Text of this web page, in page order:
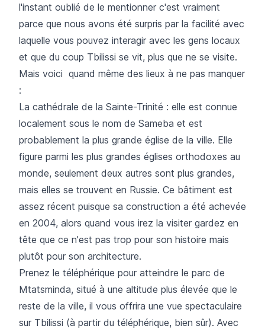
l'instant oublié de le mentionner c'est vraiment
parce que nous avons été surpris par la facilité avec
laquelle vous pouvez interagir avec les gens locaux
et que du coup Tbilissi se vit, plus que ne se visite.
Mais voici quand même des lieux à ne pas manquer
:
La cathédrale de la Sainte-Trinité : elle est connue
localement sous le nom de Sameba et est
probablement la plus grande église de la ville. Elle
figure parmi les plus grandes églises orthodoxes au
monde, seulement deux autres sont plus grandes,
mais elles se trouvent en Russie. Ce bâtiment est
assez récent puisque sa construction a été achevée
en 2004, alors quand vous irez la visiter gardez en
tête que ce n'est pas trop pour son histoire mais
plutôt pour son architecture.
Prenez le téléphérique pour atteindre le parc de
Mtatsminda, situé à une altitude plus élevée que le
reste de la ville, il vous offrira une vue spectaculaire
sur Tbilissi (à partir du téléphérique, bien sûr). Avec